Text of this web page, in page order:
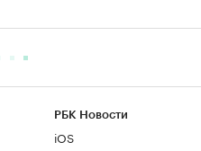
РБК Новости
iOS